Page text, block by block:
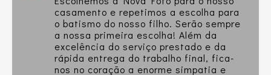
casamento e repetimos a escolha para
o batismo do nosso filho. Serão sempre
a nossa primeira escolha! Além da
excelência do serviço prestado e da
rápida entrega do trabalho final, fica-
nos no coração a enorme simpatia e